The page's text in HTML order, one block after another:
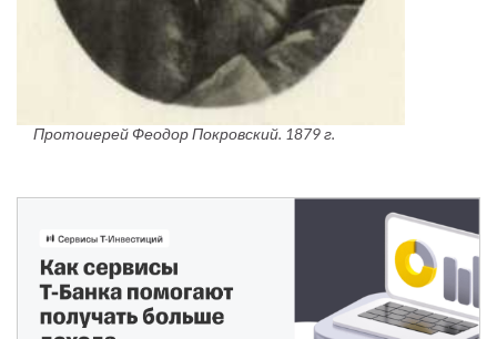
Протоиерей Феодор Покровский. 1879 г.